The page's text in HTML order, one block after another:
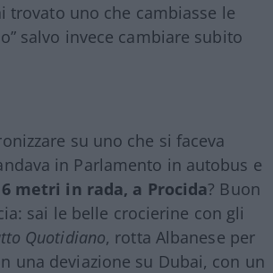
trovato uno che cambiasse le
salvo invece cambiare subito
su uno che si faceva
in Parlamento in autobus e
metri in rada, a Procida? Buon
sai le belle crocierine con gli
Quotidiano, rotta Albanese per
una deviazione su Dubai, con un